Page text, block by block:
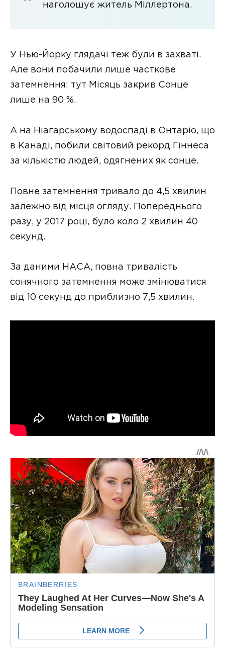
наголошує житель Міллертона.
У Нью-Йорку глядачі теж були в захваті.
Але вони побачили лише часткове
затемнення: тут Місяць закрив Сонце
лише на 90 %.
А на Ніагарському водоспаді в Онтаріо, що
в Канаді, побили світовий рекорд Гіннеса
за кількістю людей, одягнених як сонце.
Повне затемнення тривало до 4,5 хвилин
залежно від місця огляду. Попереднього
разу, у 2017 році, було коло 2 хвилин 40
секунд.
За даними НАСА, повна тривалість
сонячного затемнення може змінюватися
від 10 секунд до приблизно 7,5 хвилин.